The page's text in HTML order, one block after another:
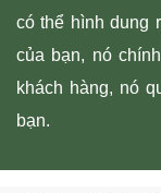
có thể hình dung
của bạn, nó
khách hàng, nó
bạn.